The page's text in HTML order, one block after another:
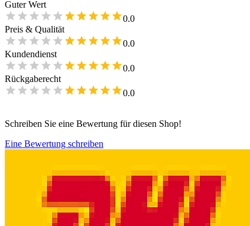
Guter Wert
0.0
Preis & Qualität
0.0
Kundendienst
0.0
Rückgaberecht
0.0
Schreiben Sie eine Bewertung für diesen Shop!
Eine Bewertung schreiben